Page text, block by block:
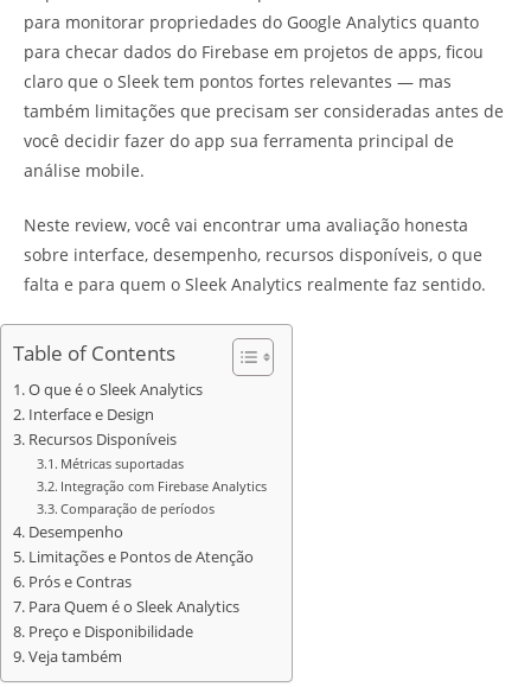
para monitorar propriedades do Google Analytics quanto
para checar dados do Firebase em projetos de apps, ficou
claro que o Sleek tem pontos fortes relevantes — mas
também limitações que precisam ser consideradas antes de
você decidir fazer do app sua ferramenta principal de
análise mobile.
Neste review, você vai encontrar uma avaliação honesta
sobre interface, desempenho, recursos disponíveis, o que
falta e para quem o Sleek Analytics realmente faz sentido.
Table of Contents
O que é o Sleek Analytics
Interface e Design
Recursos Disponíveis
Métricas suportadas
Integração com Firebase Analytics
Comparação de períodos
Desempenho
Limitações e Pontos de Atenção
Prós e Contras
Para Quem é o Sleek Analytics
Preço e Disponibilidade
Veja também